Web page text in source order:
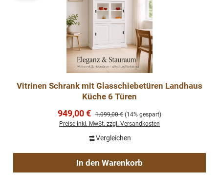
Vitrinen Schrank mit Glasschiebetüren Landhaus
Küche 6 Türen
Verkaufspreis:
949,00 € Regulärer Preis:
1.099,00 € (14% gespart)
Preise inkl. MwSt. zzgl. Versandkosten
Vergleichen
In den Warenkorb